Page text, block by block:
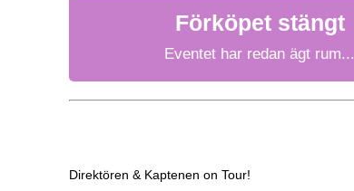
Förköpet stängt
Eventet har redan ägt rum...
Direktören & Kaptenen on Tour!